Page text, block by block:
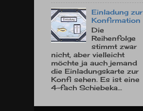
Einladung zur
Konfirmation
Die
Reihenfolge
stimmt zwar
nicht, aber vielleicht
möchte ja auch jemand
die Einladungskarte zur
Konfi sehen. Es ist eine
4-fach Schiebeka...